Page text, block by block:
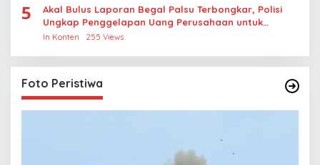
5
Akal Bulus Laporan Begal Palsu Terbongkar, Polisi
Ungkap Penggelapan Uang Perusahaan untuk
Crypto
In Konten 255 Views
Foto Peristiwa